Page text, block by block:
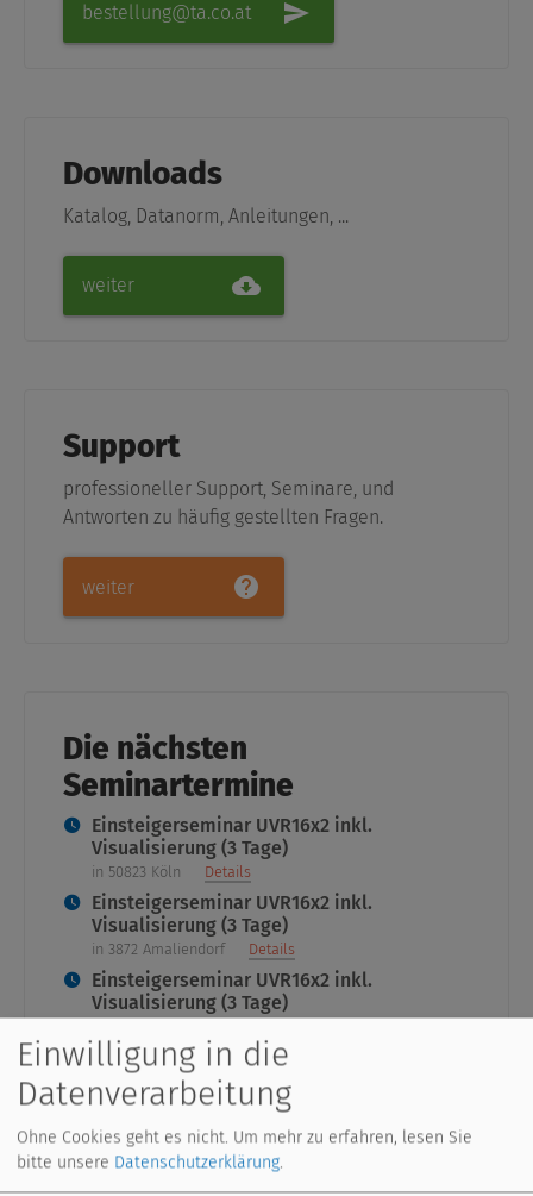
bestellung@ta.co.at
Downloads
Katalog, Datanorm, Anleitungen, ...
weiter
Support
professioneller Support, Seminare, und
Antworten zu häufig gestellten Fragen.
weiter
Die nächsten
Seminartermine
Einsteigerseminar UVR16x2 inkl.
Visualisierung (3 Tage)
in 50823 Köln Details
Einsteigerseminar UVR16x2 inkl.
Visualisierung (3 Tage)
in 3872 Amaliendorf Details
Einsteigerseminar UVR16x2 inkl.
Visualisierung (3 Tage)
Einwilligung in die
Datenverarbeitung
Ohne Cookies geht es nicht. Um mehr zu erfahren, lesen Sie
bitte unsere Datenschutzerklärung.